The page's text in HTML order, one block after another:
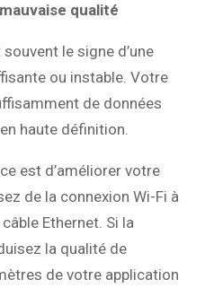
qualité
le signe d’une
ou instable. Votre
de données
haute définition.
est d’améliorer votre
de la connexion Wi-Fi à
Ethernet. Si la
la qualité de
de votre application